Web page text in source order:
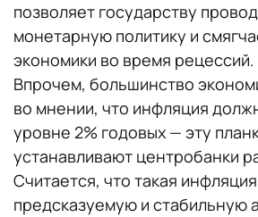
позволяет государству
монетарную политику и
экономики во время рецессий.
Впрочем, большинство
во мнении, что инфляция
уровне 2% годовых — эту
устанавливают центробанки
Считается, что такая
предсказуемую и стабильную